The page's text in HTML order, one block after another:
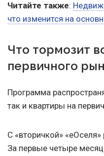
Читайте также:
что изменится на
Что тормозит
первичного
Программа
так и квартиры на
С «вторичкой»
За первые четыре